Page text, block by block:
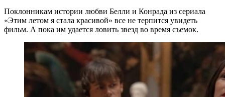
Поклонникам истории любви Белли и Конрада из сериала
«Этим летом я стала красивой» все не терпится увидеть
фильм. А пока им удается ловить звезд во время съемок.